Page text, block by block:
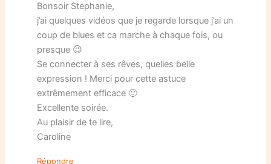
Bonsoir Stephanie,
j’ai quelques vidéos que je regarde lorsque j’ai un
coup de blues et ca marche à chaque fois, ou
presque 😉
Se connecter à ses rêves, quelles belle
expression ! Merci pour cette astuce
extrêmement efficace 🙂
Excellente soirée.
Au plaisir de te lire,
Caroline
Répondre